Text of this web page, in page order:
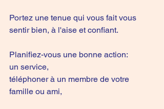
Portez une tenue qui vous fait vous
sentir bien, à l'aise et confiant.
Planifiez-vous une bonne action:
un service,
téléphoner à un membre de votre
famille ou ami,